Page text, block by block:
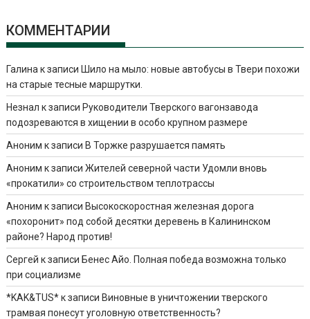
КОММЕНТАРИИ
Галина к записи Шило на мыло: новые автобусы в Твери похожи
на старые тесные маршрутки.
Незнал к записи Руководители Тверского вагонзавода
подозреваются в хищении в особо крупном размере
Аноним к записи В Торжке разрушается память
Аноним к записиЖителей северной части Удомли вновь
«прокатили» со строительством теплотрассы
Аноним к записи Высокоскоростная железная дорога
«похоронит» под собой десятки деревень в Калининском
районе? Народ против!
Сергей к записи Бенес Айо. Полная победа возможна только
при социализме
*KAK&TUS*к записи Виновные в уничтожении тверского
трамвая понесут уголовную ответственность?